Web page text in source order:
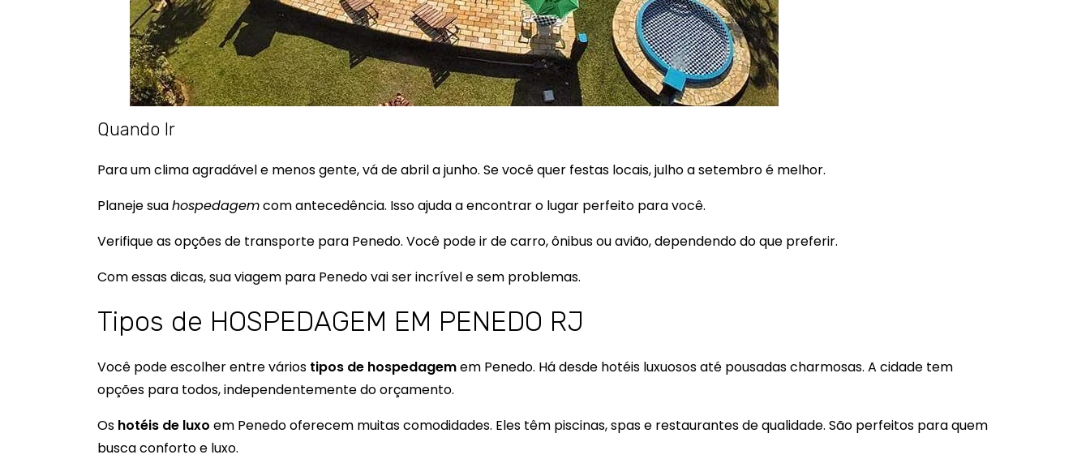
Quando Ir
Para um clima agradável e menos gente, vá de abril a junho. Se você quer festas locais, julho a setembro é melhor.
Planeje suahospedagemcom antecedência. Isso ajuda a encontrar o lugar perfeito para você.
Verifique as opções de transporte para Penedo. Você pode ir de carro, ônibus ou avião, dependendo do que preferir.
Com essas dicas, sua viagem para Penedo vai ser incrível e sem problemas.
Tipos de HOSPEDAGEM EM PENEDO RJ
Você pode escolher entre vários tipos de hospedagemem Penedo. Há desde hotéis luxuosos até pousadas charmosas. A cidade tem
opções para todos, independentemente do orçamento.
Os hotéis de luxo em Penedo oferecem muitas comodidades. Eles têm piscinas, spas e restaurantes de qualidade. São perfeitos para quem
busca conforto e luxo.